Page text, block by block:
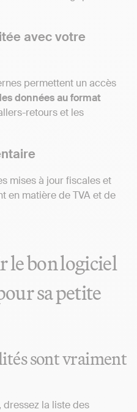
avec votre
permettent un accès
données au format
retours et les
mises à jour fiscales et
en matière de TVA et de
le bon logiciel
sa petite
sont vraiment
la liste des